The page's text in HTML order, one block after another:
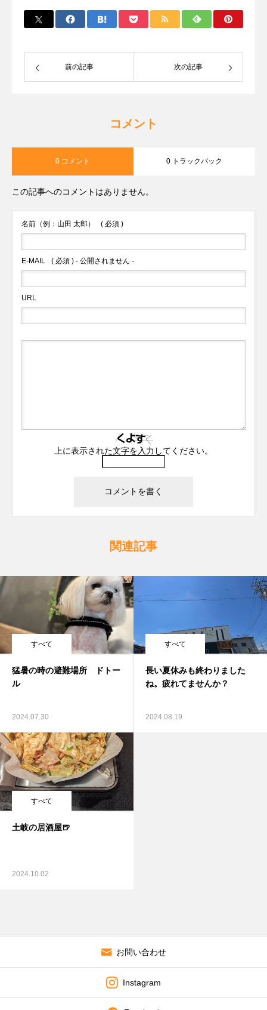
前の記事 次の記事
コメント
0 コメント 0 トラックバック
この記事へのコメントはありません。
名前（例：山田 太郎） ( 必須 )
E-MAIL ( 必須 ) - 公開されません -
URL
上に表示された文字を入力してください。
関連記事
すべて
猛暑の時の避難場所 ドトー
ル
2024.07.30
すべて
長い夏休みも終わりました
ね。疲れてませんか？
2024.08.19
すべて
土岐の居酒屋🍺
2024.10.02
お問い合わせ
Instagram